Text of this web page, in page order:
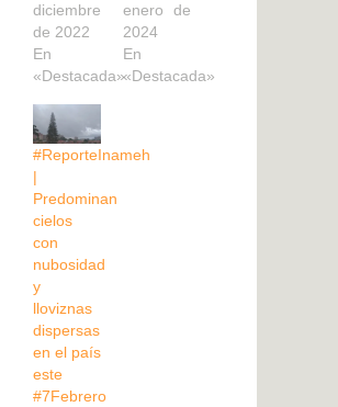
diciembre
de 2022
En
«Destacada»
enero de
2024
En
«Destacada»
#ReporteInameh
|
Predominan
cielos
con
nubosidad
y
lloviznas
dispersas
en el país
este
#7Febrero